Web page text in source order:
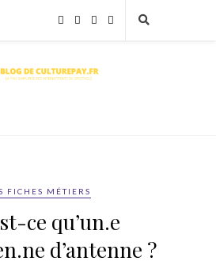
FICHES MÉTIERS
ce qu’un.e
d’antenne ?